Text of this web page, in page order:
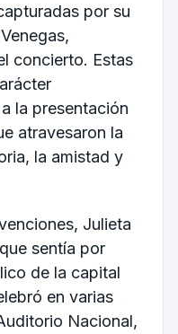
por su
concierto. Estas
la presentación
atravesaron la
la amistad y
Julieta
sentía por
de la capital
en varias
Nacional,